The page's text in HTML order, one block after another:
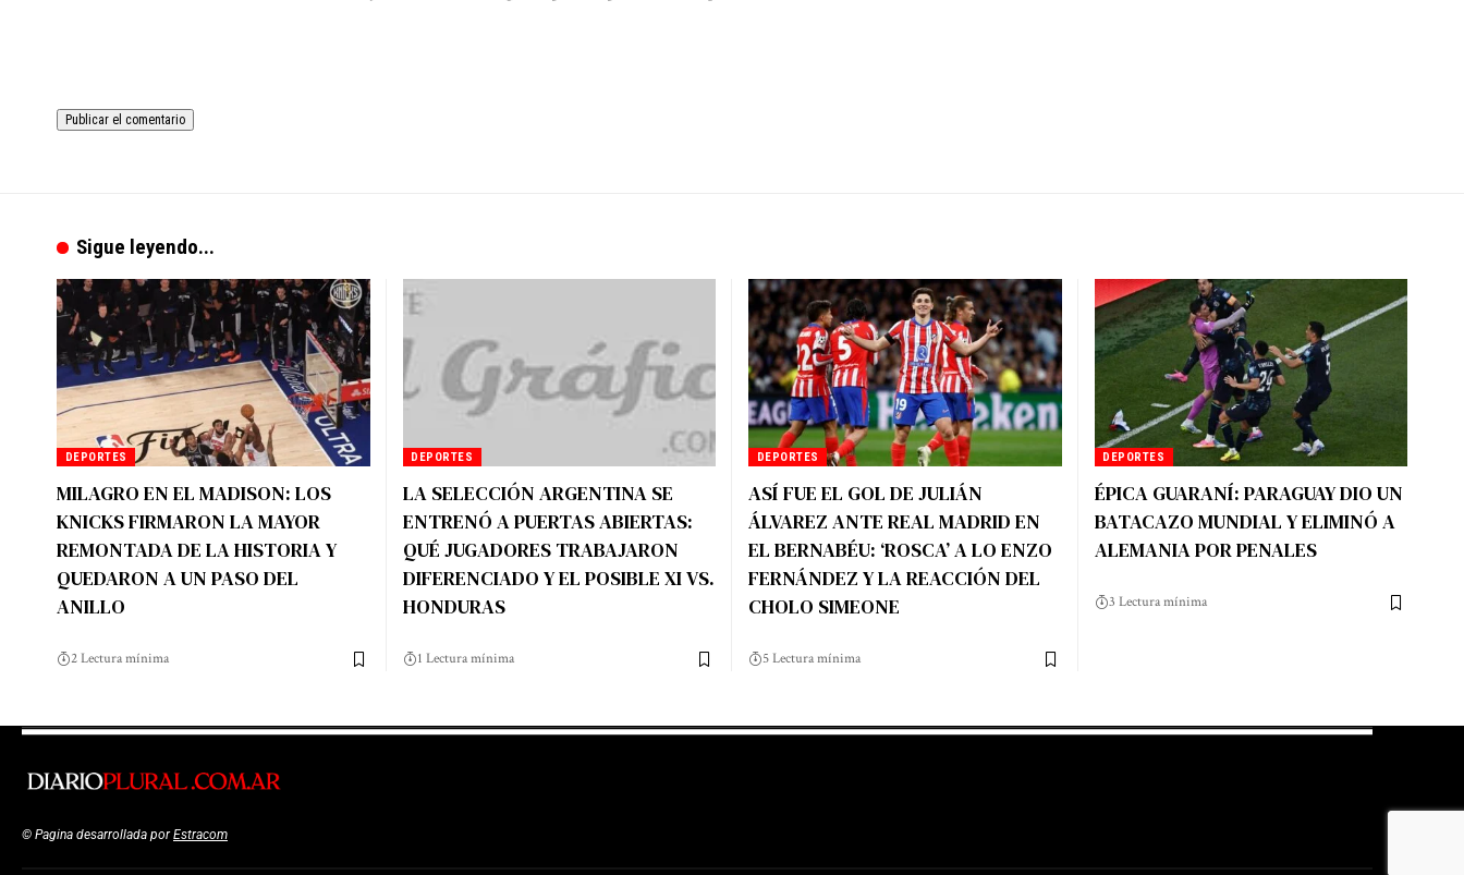
Sigue leyendo...
DEPORTES
MILAGRO EN EL MADISON: LOS
KNICKS FIRMARON LA MAYOR
REMONTADA DE LA HISTORIA Y
QUEDARON A UN PASO DEL
ANILLO
2 Lectura mínima
DEPORTES
LA SELECCIÓN ARGENTINA SE
ENTRENÓ A PUERTAS ABIERTAS:
QUÉ JUGADORES TRABAJARON
DIFERENCIADO Y EL POSIBLE XI VS.
HONDURAS
1 Lectura mínima
DEPORTES
ASÍ FUE EL GOL DE JULIÁN
ÁLVAREZ ANTE REAL MADRID EN
EL BERNABÉU: ‘ROSCA’ A LO ENZO
FERNÁNDEZ Y LA REACCIÓN DEL
CHOLO SIMEONE
5 Lectura mínima
DEPORTES
ÉPICA GUARANÍ: PARAGUAY DIO UN
BATACAZO MUNDIAL Y ELIMINÓ A
ALEMANIA POR PENALES
3 Lectura mínima
© Pagina desarrollada porEstracom